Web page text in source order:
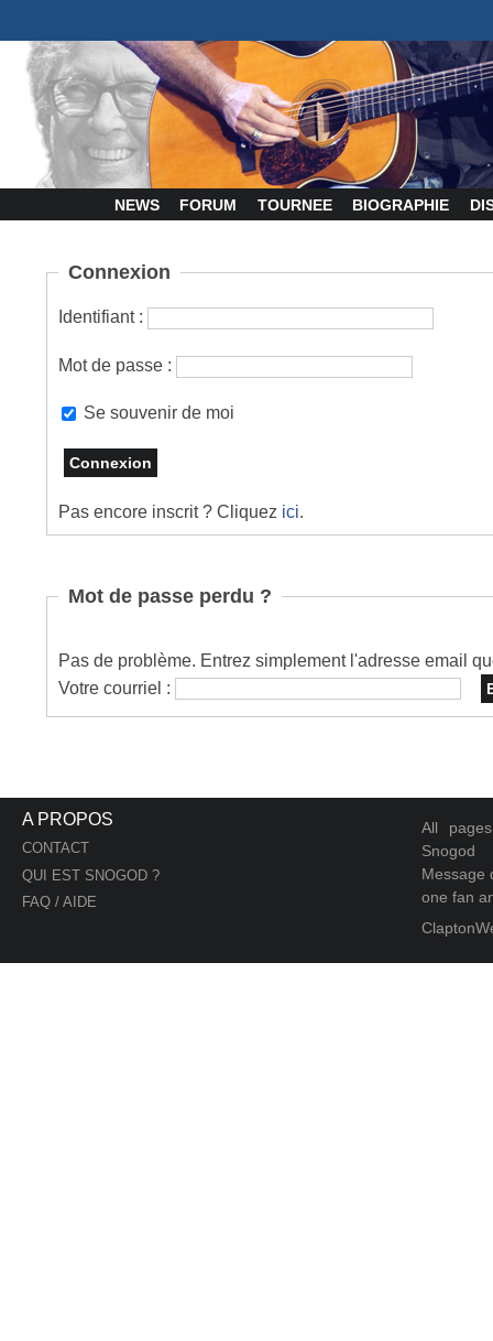
NEWS FORUM TOURNEE BIOGRAPHIE
Connexion
Identifiant :
Mot de passe :
Se souvenir de moi
Pas encore inscrit ? Cliquez ici.
Mot de passe perdu ?
Pas de problème. Entrez simplement l'adresse email
Votre courriel :
A PROPOS
CONTACT
QUI EST SNOGOD ?
FAQ / AIDE
All
Snogod
Message
one fan